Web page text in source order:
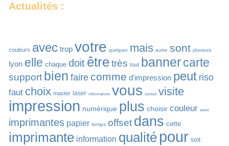
Actualités :
couleurs avec trop votre quelques mais autre sont plusieurs
lyon elle chaque doit être très tout bannercarte
support bien faire comme d'impression peut riso
faut choix master laser informations vous surtout visite
impression numérique plus choisir couleur aussi
imprimantes papier temps offset dans cette
imprimante information qualité pour soit